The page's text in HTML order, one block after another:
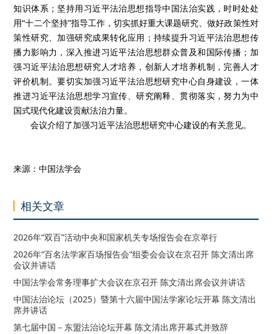
知识体系；坚持用习近平法治思想指导中国法治实践，时时处处
用“十二个坚持”指导工作，切实抓好重大课题研究、做好政策性对
策性研究、加强研究成果转化应用；持续提升习近平法治思想传
播力影响力，深入推进习近平法治思想群众普及和国际传播；加
强习近平法治思想研究人才培养，创新人才培养机制，完善人才
评价机制。要切实加强习近平法治思想研究中心自身建设，一体
推进习近平法治思想学习宣传、研究阐释、贯彻落实，努力为中
国式现代化建设贡献法治力量。
会议介绍了加强习近平法治思想研究中心建设的有关意见。
来源：中国法学会
相关文章
2026年“双百”活动中央和国家机关专场报告会在京举行
2026年“百名法学家百场报告会”组委会会议在京召开 陈文清出席
会议并讲话
中国法学会常务理事扩大会议在京召开 陈文清出席会议并讲话
中国法治论坛（2025）暨第十六届中国法学家论坛开幕 陈文清出
席并讲话
第七届中国－东盟法治论坛开幕 陈文清出席开幕式并致辞